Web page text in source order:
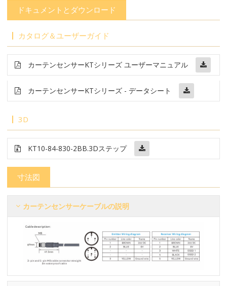
ドキュメントとダウンロード
カタログ＆ユーザーガイド
カーテンセンサーKTシリーズ ユーザーマニュアル
カーテンセンサーKTシリーズ - データシート
3D
KT10-84-830-2BB.3Dステップ
寸法図
カーテンセンサーケーブルの説明